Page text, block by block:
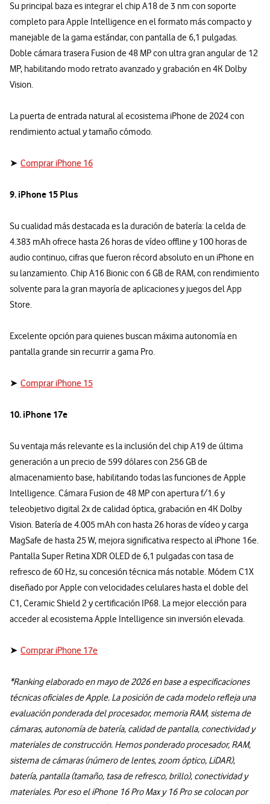
Su principal baza es integrar el chip A18 de 3 nm con soporte
completo para Apple Intelligence en el formato más compacto y
manejable de la gama estándar, con pantalla de 6,1 pulgadas.
Doble cámara trasera Fusion de 48 MP con ultra gran angular de 12
MP, habilitando modo retrato avanzado y grabación en 4K Dolby
Vision.
La puerta de entrada natural al ecosistema iPhone de 2024 con
rendimiento actual y tamaño cómodo.
➤ Comprar iPhone 16
9. iPhone 15 Plus
Su cualidad más destacada es la duración de batería: la celda de
4.383 mAh ofrece hasta 26 horas de vídeo offline y 100 horas de
audio continuo, cifras que fueron récord absoluto en un iPhone en
su lanzamiento. Chip A16 Bionic con 6 GB de RAM, con rendimiento
solvente para la gran mayoría de aplicaciones y juegos del App
Store.
Excelente opción para quienes buscan máxima autonomía en
pantalla grande sin recurrir a gama Pro.
➤ Comprar iPhone 15
10. iPhone 17e
Su ventaja más relevante es la inclusión del chip A19 de última
generación a un precio de 599 dólares con 256 GB de
almacenamiento base, habilitando todas las funciones de Apple
Intelligence. Cámara Fusion de 48 MP con apertura f/1.6 y
teleobjetivo digital 2x de calidad óptica, grabación en 4K Dolby
Vision. Batería de 4.005 mAh con hasta 26 horas de vídeo y carga
MagSafe de hasta 25 W, mejora significativa respecto al iPhone 16e.
Pantalla Super Retina XDR OLED de 6,1 pulgadas con tasa de
refresco de 60 Hz, su concesión técnica más notable. Módem C1X
diseñado por Apple con velocidades celulares hasta el doble del
C1, Ceramic Shield 2 y certificación IP68. La mejor elección para
acceder al ecosistema Apple Intelligence sin inversión elevada.
➤ Comprar iPhone 17e
*Ranking elaborado en mayo de 2026 en base a especificaciones
técnicas oficiales de Apple. La posición de cada modelo refleja una
evaluación ponderada del procesador, memoria RAM, sistema de
cámaras, autonomía de batería, calidad de pantalla, conectividad y
materiales de construcción. Hemos ponderado procesador, RAM,
sistema de cámaras (número de lentes, zoom óptico, LiDAR),
batería, pantalla (tamaño, tasa de refresco, brillo), conectividad y
materiales. Por eso el iPhone 16 Pro Max y 16 Pro se colocan por